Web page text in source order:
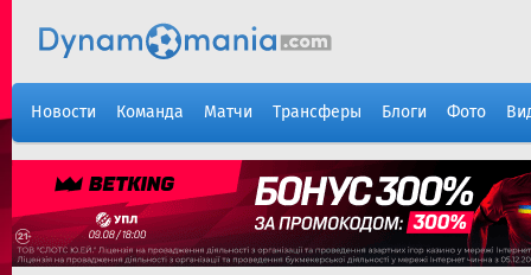
Новости Команда Матчи Трансферы Блоги Фото